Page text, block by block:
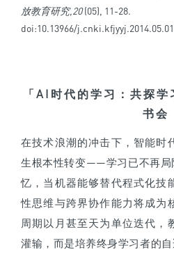
放教育研究,20(05), 11-28.
doi:10.13966/
「AI时代的学习：共探
书会
在技术浪潮的冲击下，智能时
生根本性转变——学习已不再局
忆，当机器能够替代程式化技
性思维与跨界协作能力将成为
周期以月甚至天为单位迭代，
灌输，而是培养终身学习者的自